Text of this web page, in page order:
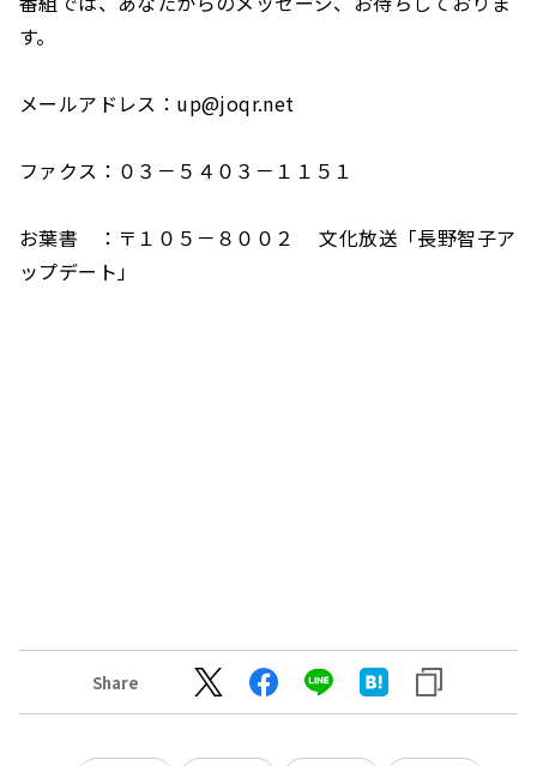
す。
メールアドレス：up@joqr.net
ファクス：０３－５４０３－１１５１
お葉書 ：〒１０５－８００２ 文化放送「長野智子ア
ップデート」
Share